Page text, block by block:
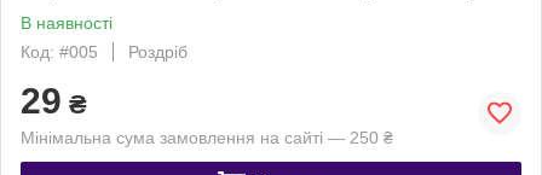
В наявності
Код: #005
Роздріб
29 ₴
Мінімальна сума замовлення на сайті — 250 ₴